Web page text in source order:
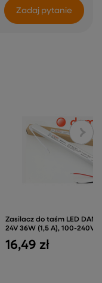
Zadaj pytanie
Zasilacz do taśm LED
24V 36W (1,5 A), 100-240V
16,49 zł